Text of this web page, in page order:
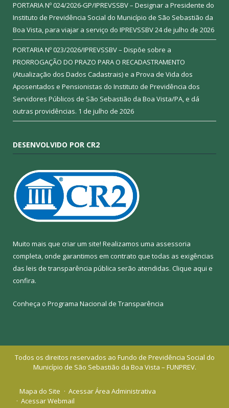
PORTARIA Nº 024/2026-GP/IPREVSSBV – Designar a Presidente do
Instituto de Previdência Social do Município de São Sebastião da
Boa Vista, para viajar a serviço do IPREVSSBV24 de julho de 2026
PORTARIA Nº 023/2026/IPREVSSBV – Dispõe sobre a
PRORROGAÇÃO DO PRAZO PARA O RECADASTRAMENTO
(Atualização dos Dados Cadastrais) e a Prova de Vida dos
Aposentados e Pensionistas do Instituto de Previdência dos
Servidores Públicos de São Sebastião da Boa Vista/PA, e dá
outras providências. 1 de julho de 2026
DESENVOLVIDO POR CR2
Muito mais que criar um site! Realizamos uma assessoria
completa, onde garantimos em contrato que todas as exigências
das leis de transparência pública serão atendidas. Clique aqui e
confira.
Conheça o Programa Nacional de Transparência
Todos os direitos reservados ao Fundo de Previdência Social do
Município de São Sebastião da Boa Vista – FUNPREV.
Mapa do Site
Acessar Área Administrativa
Acessar Webmail